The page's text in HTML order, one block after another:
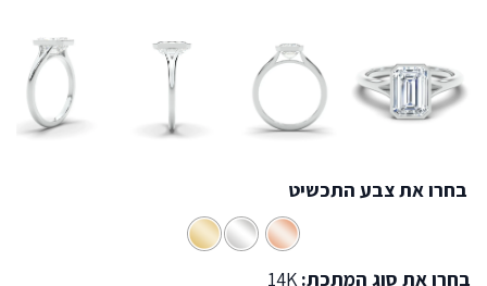
בחרו את צבע התכשיט
בחרו את סוג המתכת:14K